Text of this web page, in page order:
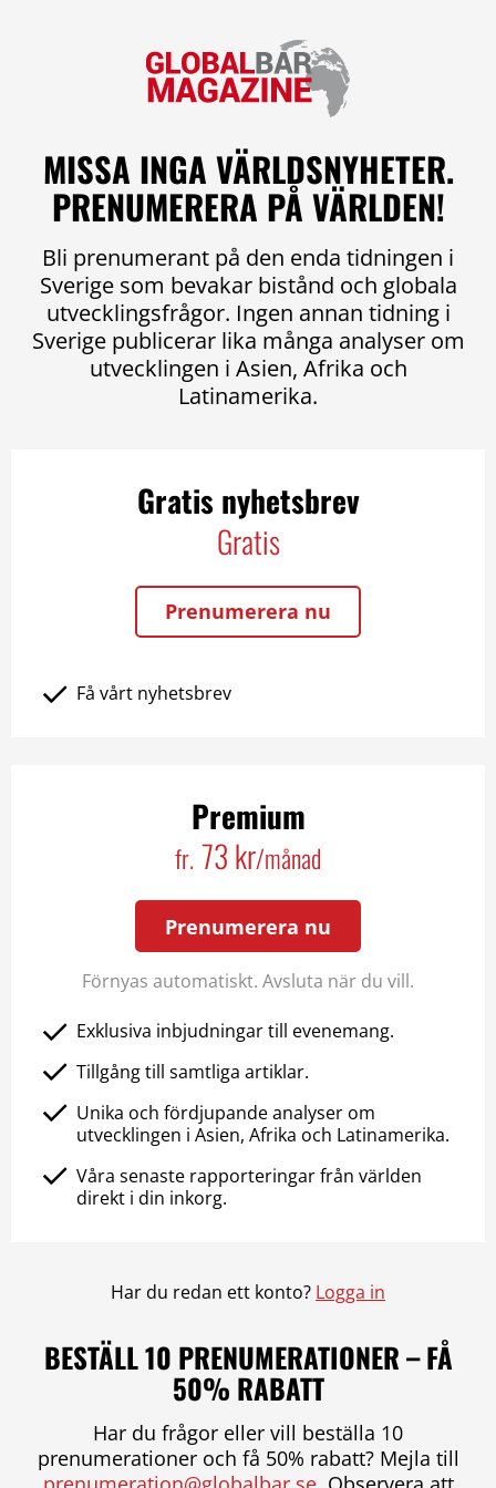
MISSA INGA VÄRLDSNYHETER.
PRENUMERERA PÅ VÄRLDEN!
Bli prenumerant på den enda tidningen i
Sverige som bevakar bistånd och globala
utvecklingsfrågor. Ingen annan tidning i
Sverige publicerar lika många analyser om
utvecklingen i Asien, Afrika och
Latinamerika.
Gratis nyhetsbrev
Gratis
Prenumerera nu
Få vårt nyhetsbrev
Premium
fr. 73 kr/månad
Prenumerera nu
Förnyas automatiskt. Avsluta när du vill.
Exklusiva inbjudningar till evenemang.
Tillgång till samtliga artiklar.
Unika och fördjupande analyser om
utvecklingen i Asien, Afrika och Latinamerika.
Våra senaste rapporteringar från världen
direkt i din inkorg.
Har du redan ett konto? Logga in
BESTÄLL 10 PRENUMERATIONER – FÅ
50% RABATT
Har du frågor eller vill beställa 10
prenumerationer och få 50% rabatt? Mejla till